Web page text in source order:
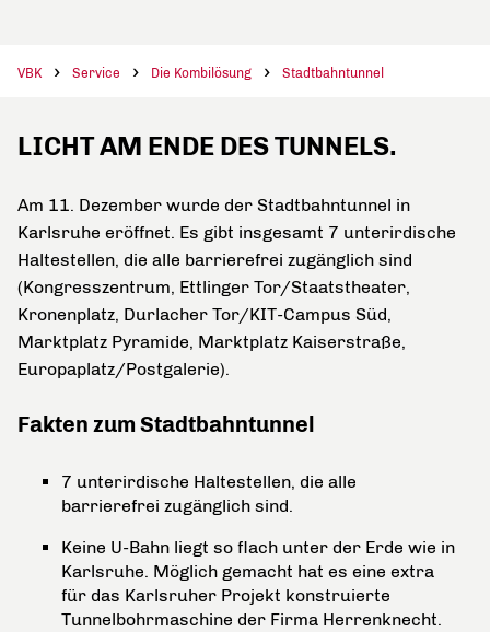
VBK Service Die Kombilösung Stadtbahntunnel
LICHT AM ENDE DES TUNNELS.
Am 11. Dezember wurde der Stadtbahntunnel in
Karlsruhe eröffnet. Es gibt insgesamt 7 unterirdische
Haltestellen, die alle barrierefrei zugänglich sind
(Kongresszentrum, Ettlinger Tor/Staatstheater,
Kronenplatz, Durlacher Tor/KIT-Campus Süd,
Marktplatz Pyramide, Marktplatz Kaiserstraße,
Europaplatz/Postgalerie).
Fakten zum Stadtbahntunnel
7 unterirdische Haltestellen, die alle
barrierefrei zugänglich sind.
Keine U-Bahn liegt so flach unter der Erde wie in
Karlsruhe. Möglich gemacht hat es eine extra
für das Karlsruher Projekt konstruierte
Tunnelbohrmaschine der Firma Herrenknecht.